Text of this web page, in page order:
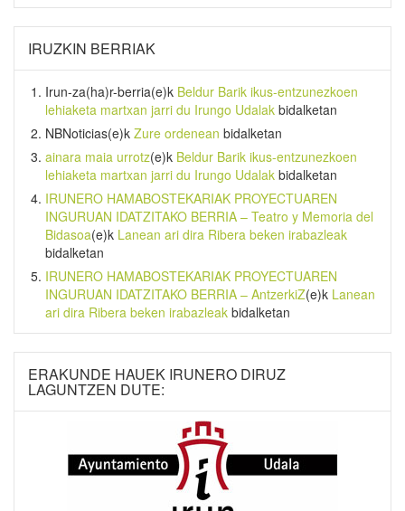
IRUZKIN BERRIAK
Irun-za(ha)r-berria(e)k Beldur Barik ikus-entzunezkoen
lehiaketa martxan jarri du Irungo Udalak bidalketan
NBNoticias(e)k Zure ordenean bidalketan
ainara maia urrotz(e)k Beldur Barik ikus-entzunezkoen
lehiaketa martxan jarri du Irungo Udalak bidalketan
IRUNERO HAMABOSTEKARIAK PROYECTUAREN
INGURUAN IDATZITAKO BERRIA – Teatro y Memoria del
Bidasoa(e)k Lanean ari dira Ribera beken irabazleak
bidalketan
IRUNERO HAMABOSTEKARIAK PROYECTUAREN
INGURUAN IDATZITAKO BERRIA – AntzerkiZ(e)k Lanean
ari dira Ribera beken irabazleak bidalketan
ERAKUNDE HAUEK IRUNERO DIRUZ
LAGUNTZEN DUTE: